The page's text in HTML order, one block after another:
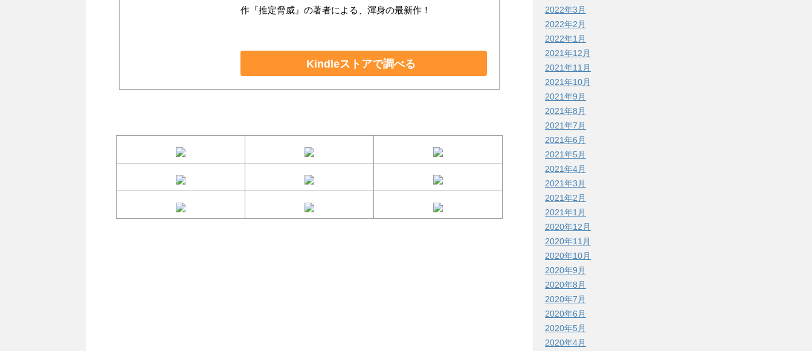
作『推定脅威』の著者による、渾身の最新作！
Kindleストアで調べる
2022年3月
2022年2月
2022年1月
2021年12月
2021年11月
2021年10月
2021年9月
2021年8月
2021年7月
2021年6月
2021年5月
2021年4月
2021年3月
2021年2月
2021年1月
2020年12月
2020年11月
2020年10月
2020年9月
2020年8月
2020年7月
2020年6月
2020年5月
2020年4月